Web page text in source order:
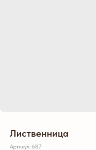
Лиственница
Артикул: 687